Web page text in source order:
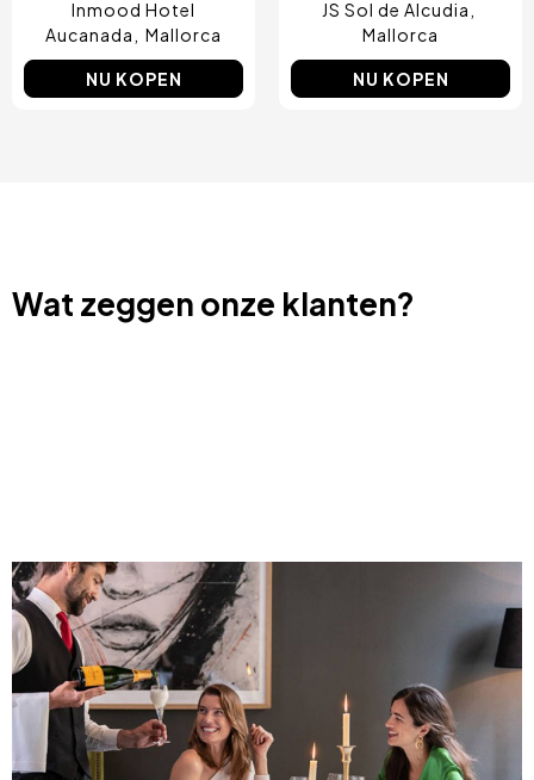
Inmood Hotel
Aucanada
Mallorca
NU KOPEN
JS Sol de Alcudia
Mallorca
NU KOPEN
Wat zeggen onze klanten?